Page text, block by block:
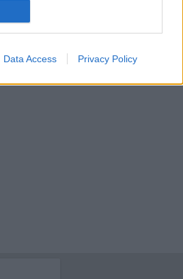
Data Access Privacy Policy